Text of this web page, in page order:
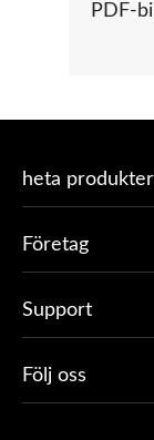
PDF-
heta produkter
Företag
Support
Följ oss